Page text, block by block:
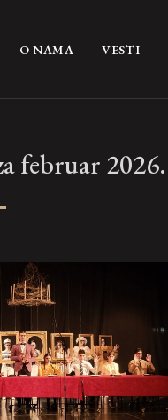
O NAMA (CURRENT)
VESTI
februar 2026.